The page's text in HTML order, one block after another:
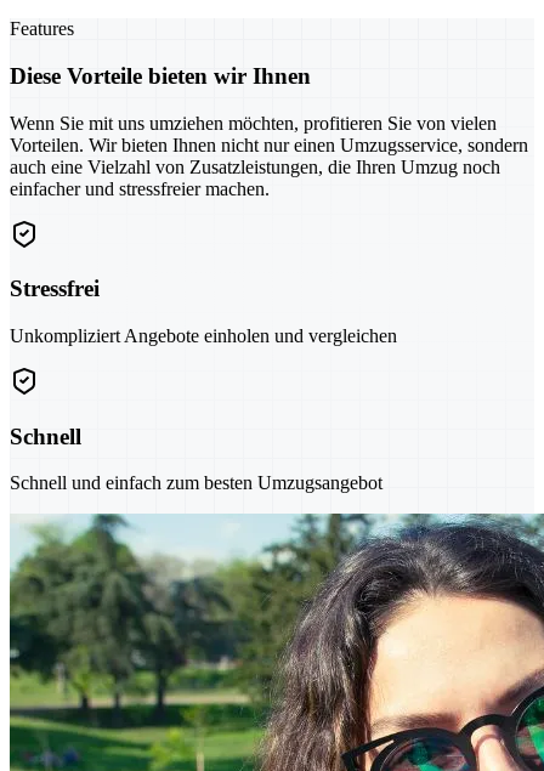
Features
Diese Vorteile bieten wir Ihnen
Wenn Sie mit uns umziehen möchten, profitieren Sie von vielen
Vorteilen. Wir bieten Ihnen nicht nur einen Umzugsservice, sondern
auch eine Vielzahl von Zusatzleistungen, die Ihren Umzug noch
einfacher und stressfreier machen.
Stressfrei
Unkompliziert Angebote einholen und vergleichen
Schnell
Schnell und einfach zum besten Umzugsangebot